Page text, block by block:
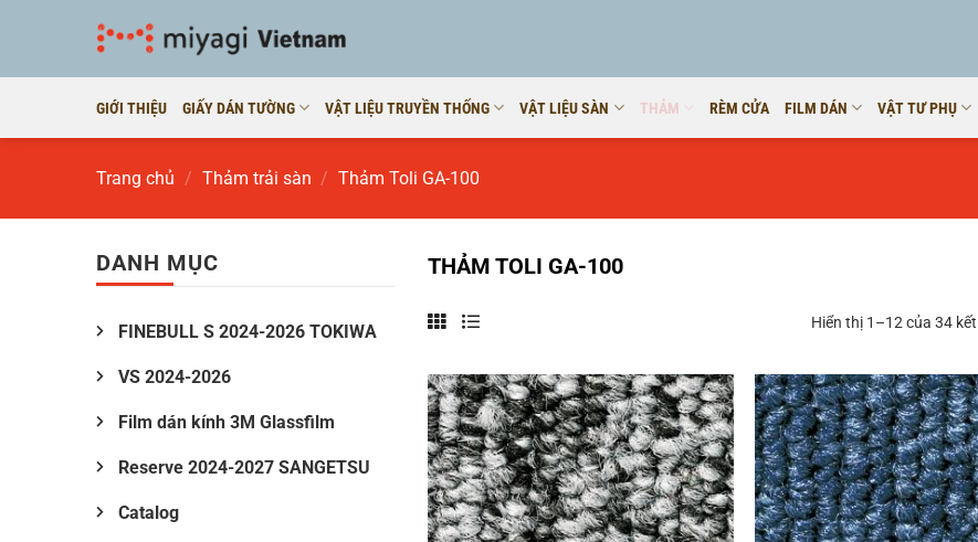
GIỚI THIỆU GIẤY DÁN TƯỜNG VẬT LIỆU TRUYỀN THỐNG VẬT LIỆU SÀN THẢM RÈM CỬA FILM DÁN VẬT TƯ PHỤ
Trang chủ / Thảm trải sàn / Thảm Toli GA-100
DANH MỤC
FINEBULL S 2024-2026 TOKIWA
VS 2024-2026
Film dán kính 3M Glassfilm
Reserve 2024-2027 SANGETSU
Catalog
THẢM TOLI GA-100
Hiển thị 1–12 của 34